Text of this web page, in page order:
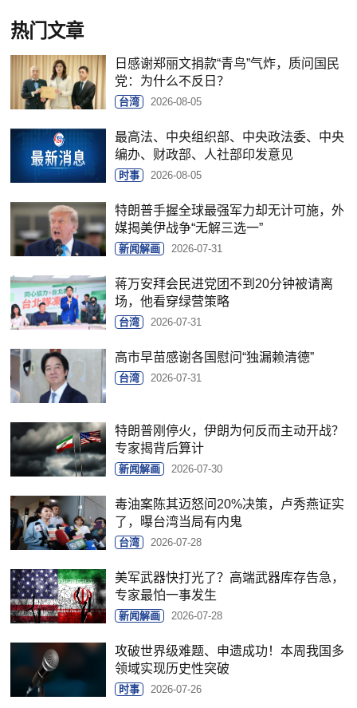
热门文章
日感谢郑丽文捐款“青鸟”气炸，质问国民
党：为什么不反日？
台湾 2026-08-05
最高法、中央组织部、中央政法委、中央
编办、财政部、人社部印发意见
时事 2026-08-05
特朗普手握全球最强军力却无计可施，外
媒揭美伊战争“无解三选一”
新闻解画 2026-07-31
蒋万安拜会民进党团不到20分钟被请离
场，他看穿绿营策略
台湾 2026-07-31
高市早苗感谢各国慰问“独漏赖清德”
台湾 2026-07-31
特朗普刚停火，伊朗为何反而主动开战？
专家揭背后算计
新闻解画 2026-07-30
毒油案陈其迈怒问20%决策，卢秀燕证实
了，曝台湾当局有内鬼
台湾 2026-07-28
美军武器快打光了？高端武器库存告急，
专家最怕一事发生
新闻解画 2026-07-28
攻破世界级难题、申遗成功！本周我国多
领域实现历史性突破
时事 2026-07-26